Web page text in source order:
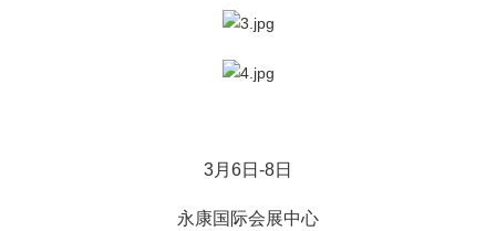
3月6日-8日
永康国际会展中心